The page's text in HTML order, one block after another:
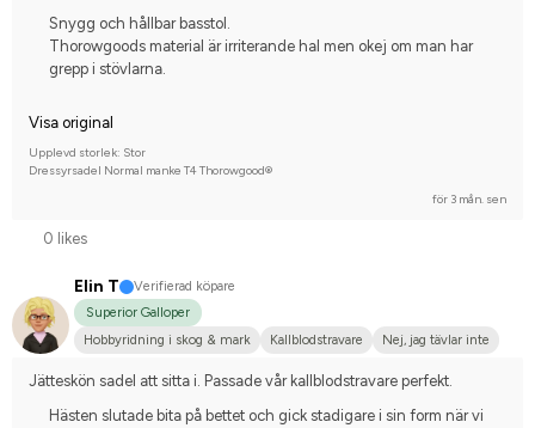
Snygg och hållbar basstol.
Thorowgoods material är irriterande hal men okej om man har
grepp i stövlarna.
Visa original
Upplevd storlek: Stor
Dressyrsadel Normal manke T4 Thorowgood®
för 3 mån. sen
0 likes
Elin T
Verifierad köpare
Superior Galloper
Hobbyridning i skog & mark
Kallblodstravare Nej, jag tävlar inte
Jätteskön sadel att sitta i. Passade vår kallblodstravare perfekt.
Hästen slutade bita på bettet och gick stadigare i sin form när vi